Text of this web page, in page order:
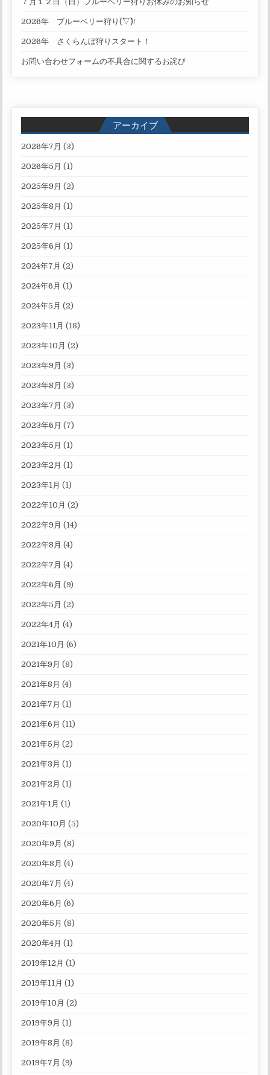
2026年 ブルーベリー狩り(^▽^)/
2026年 さくらんぼ狩りスタート！
お問い合わせフォームの不具合に関するお詫び
アーカイブ
2026年7月 (3)
2026年5月 (1)
2025年9月 (2)
2025年8月 (1)
2025年7月 (1)
2025年6月 (1)
2024年7月 (2)
2024年6月 (1)
2024年5月 (2)
2023年11月 (18)
2023年10月 (2)
2023年9月 (3)
2023年8月 (3)
2023年7月 (3)
2023年6月 (7)
2023年5月 (1)
2023年2月 (1)
2023年1月 (1)
2022年10月 (2)
2022年9月 (14)
2022年8月 (4)
2022年7月 (4)
2022年6月 (9)
2022年5月 (2)
2022年4月 (4)
2021年10月 (6)
2021年9月 (8)
2021年8月 (4)
2021年7月 (1)
2021年6月 (11)
2021年5月 (2)
2021年3月 (1)
2021年2月 (1)
2021年1月 (1)
2020年10月 (5)
2020年9月 (8)
2020年8月 (4)
2020年7月 (4)
2020年6月 (6)
2020年5月 (8)
2020年4月 (1)
2019年12月 (1)
2019年11月 (1)
2019年10月 (2)
2019年9月 (1)
2019年8月 (8)
2019年7月 (9)